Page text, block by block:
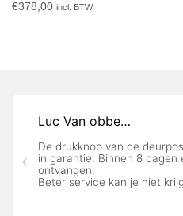
€378,00 incl. BTW